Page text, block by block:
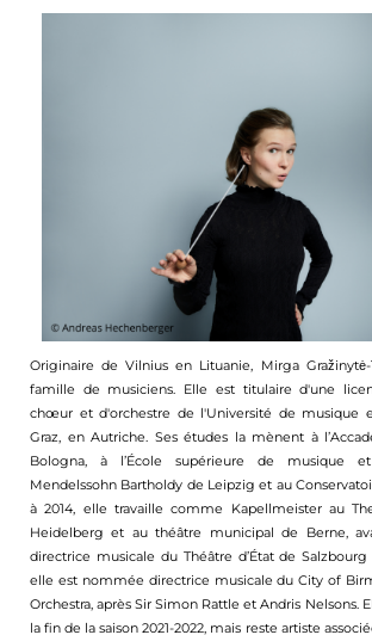
Originaire de Vilnius en Lituanie, Mirga
famille de musiciens. Elle est titulaire d'une
chœur et d'orchestre de l'Université de musique
Graz, en Autriche. Ses études la mènent à
Bologna, à l’École supérieure de musique
Mendelssohn Bartholdy de Leipzig et au
à 2014, elle travaille comme Kapellmeister au
Heidelberg et au théâtre municipal de Berne,
directrice musicale du Théâtre d’État de Salzbourg
elle est nommée directrice musicale du City of
Orchestra, après Sir Simon Rattle et Andris Nelsons.
la fin de la saison 2021-2022, mais reste artiste